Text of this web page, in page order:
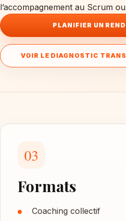
l’accompagnement au Scrum ou
PLANIFIER UN
VOIR LE DIAGNOSTIC
03
Formats
Coaching collectif